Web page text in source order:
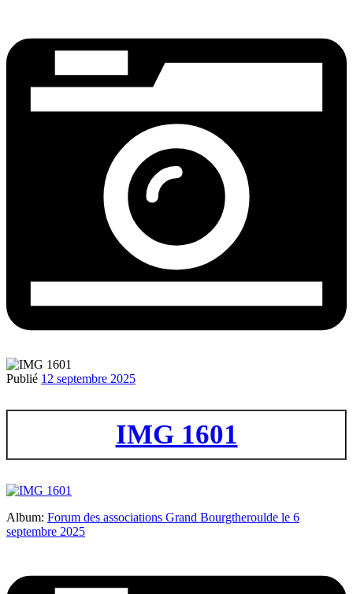
Publié 12 septembre 2025
IMG 1601
Album: Forum des associations Grand Bourgtheroulde le 6
septembre 2025